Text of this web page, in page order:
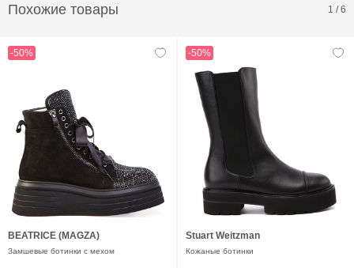
Похожие товары 1 /6
-50%
BEATRICE (MAGZA)
Замшевые ботинки с мехом
-50%
Stuart Weitzman
Кожаные ботинки